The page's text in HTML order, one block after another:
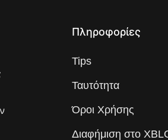
Πληροφορίες
Tips
Ταυτότητα
Όροι Χρήσης
Διαφήμιση στο